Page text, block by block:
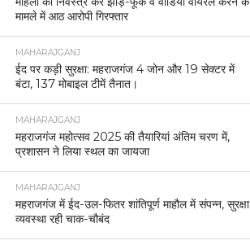
मामले में आठ आरोपी गिरफ्तार
MAHARAJGANJ
ईद पर कड़ी सुरक्षा: महराजगंज 4 जोन और 19 सेक्टर में
बंटा, 137 मोबाइल टीमें तैनात।
MAHARAJGANJ
महराजगंज महोत्सव 2025 की तैयारियां अंतिम चरण में,
प्रशासन ने लिया स्थल का जायजा
MAHARAJGANJ
महराजगंज में ईद-उल-फितर शांतिपूर्ण माहौल में संपन्न, सुरक्षा
व्यवस्था रही चाक-चौबंद